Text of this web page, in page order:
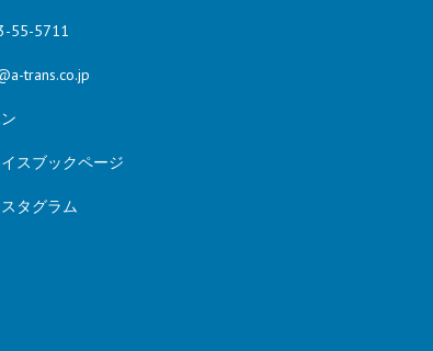
55-5711
trans.co.jp
スブックページ
タグラム